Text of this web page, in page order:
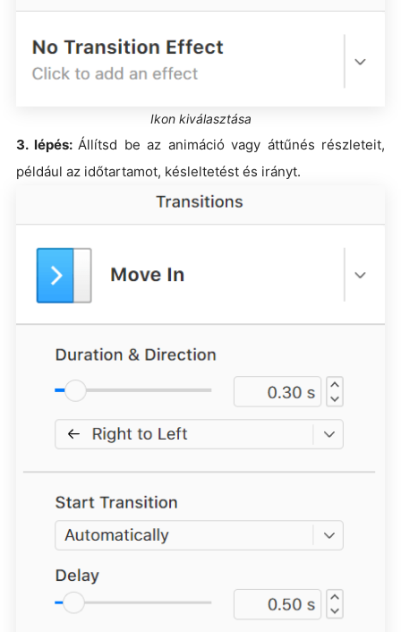
Ikon kiválasztása
3. lépés: Állítsd be az animáció vagy áttűnés részleteit,
például az időtartamot, késleltetést és irányt.